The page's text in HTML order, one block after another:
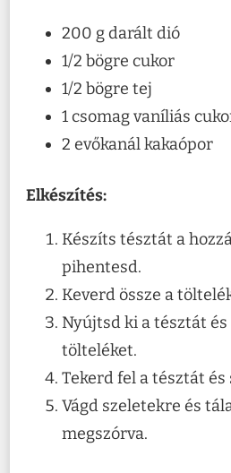
200 g darált dió
1/2 bögre cukor
1/2 bögre tej
1 csomag vaníliás
2 evőkanál kakaópor
Elkészítés:
Készíts tésztát a
pihentesd.
Keverd össze a
Nyújtsd ki a tésztát és
tölteléket.
Tekerd fel a tésztát
Vágd szeletekre és
megszórva.